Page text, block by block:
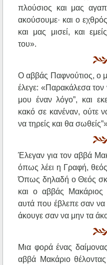
πλούσιος και μας
ακούσουμε· και ο
και μας μισεί, και
του».
Ο αββάς Παφνούτιος, ο
έλεγε: «Παρακάλεσα τον
μου έναν λόγο”, και
κακό σε κανέναν, ούτε
να τηρείς και θα
Έλεγαν για τον αββά
όπως λέει η Γραφή,
Όπως δηλαδή ο Θεός
και ο αββάς Μακάριος
αυτά που έβλεπε σαν να
άκουγε σαν να μην τα
Μια φορά ένας
αββά Μακάριο